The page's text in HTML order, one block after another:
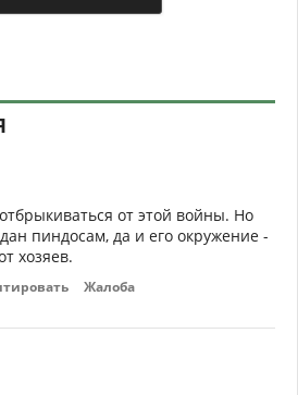
от этой войны. Но
пиндосам, да и его окружение -
хозяев.
Жалоба